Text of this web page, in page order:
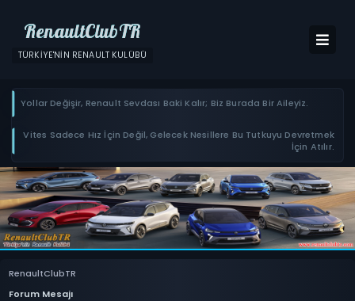
RenaultClubTR
TÜRKIYE'NIN RENAULT KULÜBÜ
Yollar Değişir, Renault Sevdası Baki Kalır; Biz Burada Bir Aileyiz.
Vites Sadece Hız İçin Değil, Gelecek Nesillere Bu Tutkuyu Devretmek
İçin Atılır.
RenaultClubTR
Forum Mesajı